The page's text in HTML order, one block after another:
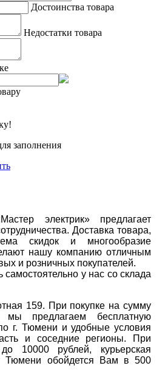
Достоинства товара
Недостатки товара
заполнения
электрик» предлагает
Доставка товара,
скидок и многообразие
нашу компанию отличным
и розничных покупателей.
самостоятельно у нас со склада
159. При покупке на сумму
предлагаем бесплатную
г. Тюмени и удобные условия
и соседние регионы. При
10000 рублей, курьерская
Тюмени обойдется Вам в 500